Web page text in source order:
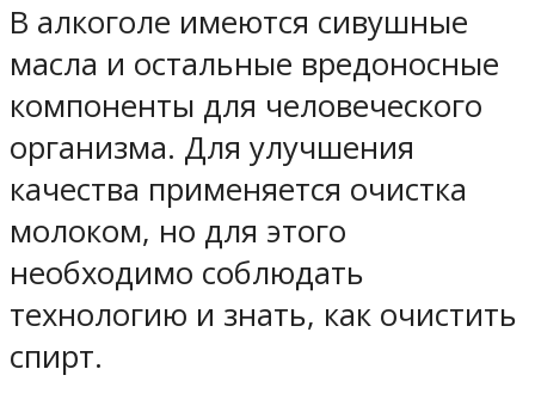
В алкоголе имеются сивушные
масла и остальные вредоносные
компоненты для человеческого
организма. Для улучшения
качества применяется очистка
молоком, но для этого
необходимо соблюдать
технологию и знать, как очистить
спирт.